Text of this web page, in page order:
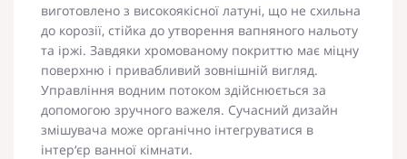
виготовлено з високоякісної латуні, що не схильна
до корозії, стійка до утворення вапняного нальоту
та іржі. Завдяки хромованому покриттю має міцну
поверхню і привабливий зовнішній вигляд.
Управління водним потоком здійснюється за
допомогою зручного важеля. Сучасний дизайн
змішувача може органічно інтегруватися в
інтер‘єр ванної кімнати.